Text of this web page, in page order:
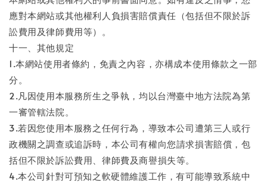
應對本網站或其他權利人負損害賠償責任（包括但不限於訴
訟費用及律師費用等）。
十一、其他規定
1.本網站使用者條約，免責之內容，亦構成本使用條款之一部
分。
2.凡因使用本服務所生之爭執，均以台灣臺中地方法院為第
一審管轄法院。
3.若因您使用本服務之任何行為，導致本公司遭第三人或行
政機關之調查或追訴時，本公司有權向您請求損害賠償，包
括但不限於訴訟費用、律師費及商譽損失等。
4.本公司針對可預知之軟硬體維護工作，有可能導致系統中